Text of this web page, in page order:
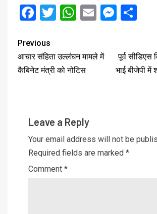
Facebook
Twitter
WhatsApp
Email
Previous
आचार संहिता उल्लंघन मामले में
कैबिनेट मंत्री को नोटिस
पूर्व सीडिएस
भाई बीजेपी में
Leave a Reply
Your email address will not be
Required fields are marked *
Comment *